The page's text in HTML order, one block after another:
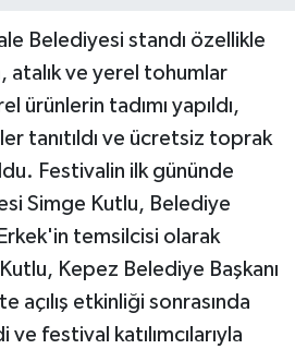
Belediyesi standı özellikle
ve yerel tohumlar
ürünlerin tadımı yapıldı,
tanıtıldı ve ücretsiz toprak
Festivalin ilk gününde
Simge Kutlu, Belediye
temsilcisi olarak
Kepez Belediye Başkanı
açılış etkinliği sonrasında
festival katılımcılarıyla